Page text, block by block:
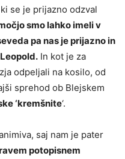
se je prijazno odzval
smo lahko imeli v
pa nas je prijazno in
In kot je za
odpeljali na kosilo, od
sprehod ob Blejskem
‘kremšnite‘.
saj nam je pater
potopisnem